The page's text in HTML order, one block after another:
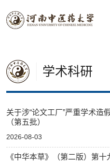
学术科研
关于涉“论文工厂”严重学术造
（第五批）
2026-08-03
《中华本草》（第二版）第